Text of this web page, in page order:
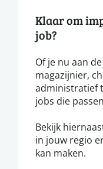
Klaar om
job?
Of je nu aan
magazijnier,
administratief
jobs die
Bekijk
in jouw regio
kan maken.